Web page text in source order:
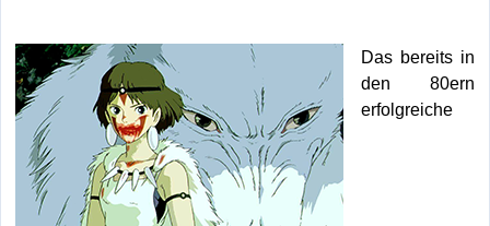
Das bereits in
den 80ern
erfolgreiche